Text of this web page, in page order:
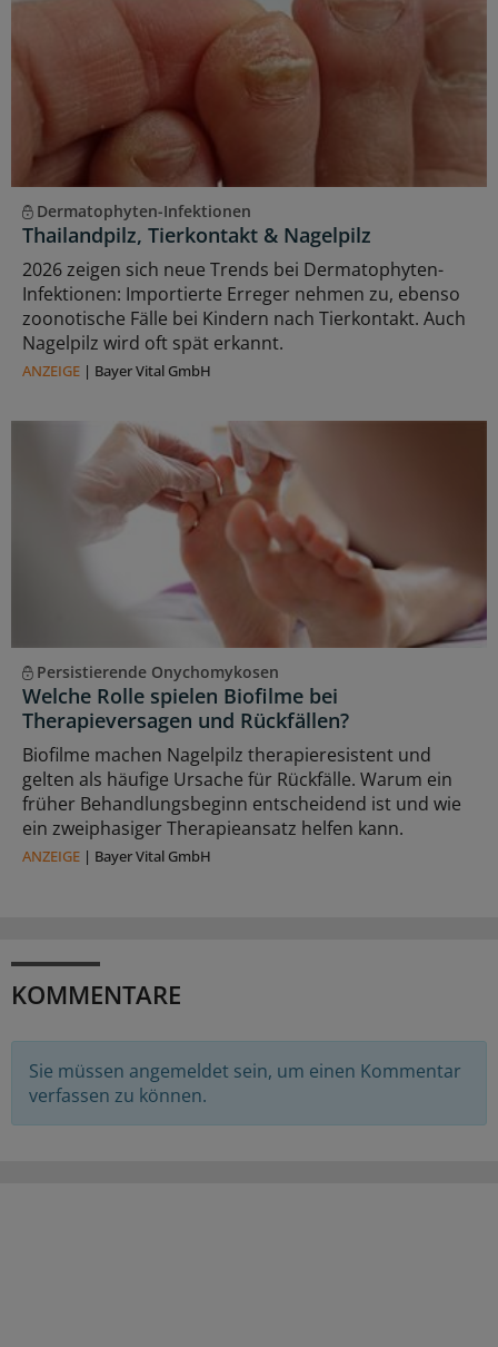
Dermatophyten-Infektionen
Thailandpilz, Tierkontakt & Nagelpilz
2026 zeigen sich neue Trends bei Dermatophyten-
Infektionen: Importierte Erreger nehmen zu, ebenso
zoonotische Fälle bei Kindern nach Tierkontakt. Auch
Nagelpilz wird oft spät erkannt.
ANZEIGE | Bayer Vital GmbH
Persistierende Onychomykosen
Welche Rolle spielen Biofilme bei
Therapieversagen und Rückfällen?
Biofilme machen Nagelpilz therapieresistent und
gelten als häufige Ursache für Rückfälle. Warum ein
früher Behandlungsbeginn entscheidend ist und wie
ein zweiphasiger Therapieansatz helfen kann.
ANZEIGE | Bayer Vital GmbH
KOMMENTARE
Sie müssen angemeldet sein, um einen Kommentar
verfassen zu können.